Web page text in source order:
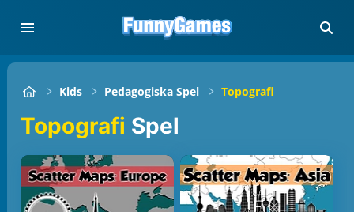
Kids Pedagogiska Spel Topografi
Topografi Spel